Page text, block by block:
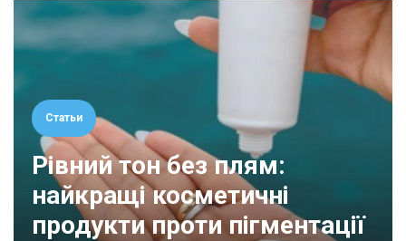
Статьи
Рівний тон без плям:
найкращі косметичні
продукти проти пігментації